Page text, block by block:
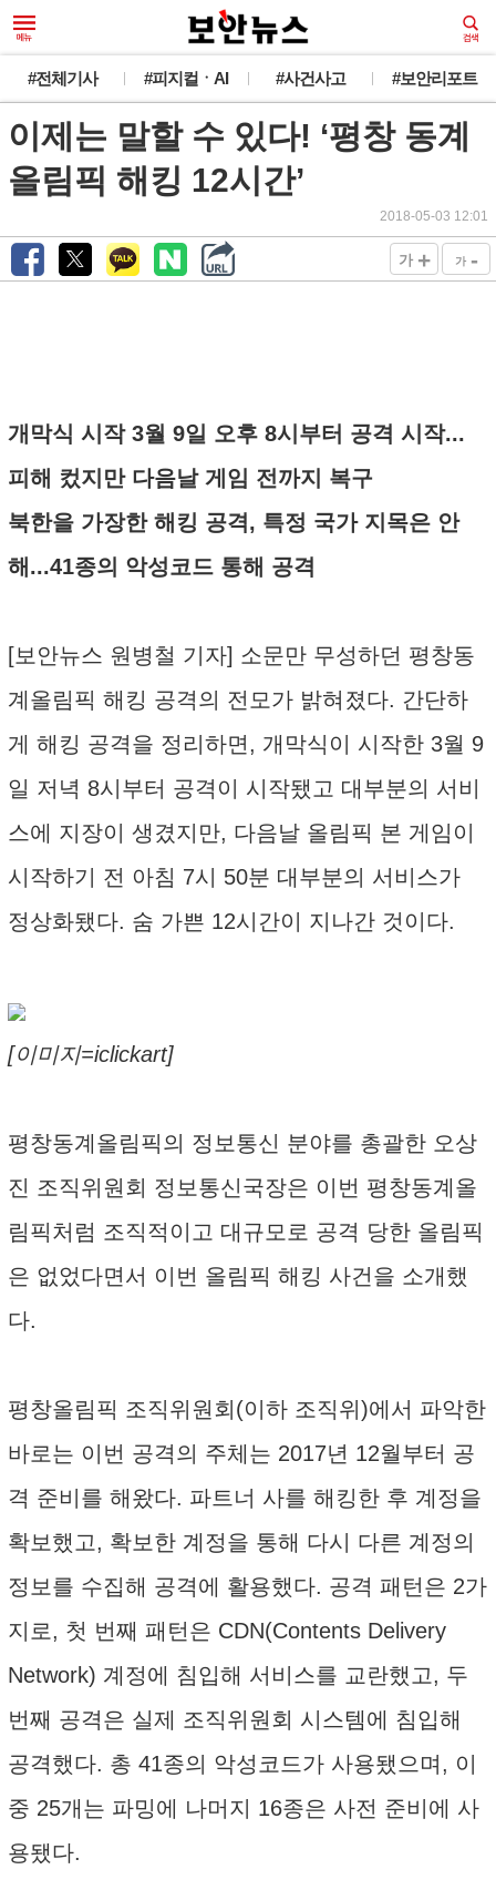
#전체기사 #피지컬ㆍAI #사건사고 #보안리포트
이제는 말할 수 있다! ‘평창 동계
올림픽 해킹 12시간’
2018-05-03 12:01
가 + 가 -
개막식 시작 3월 9일 오후 8시부터 공격 시작...
피해 컸지만 다음날 게임 전까지 복구
북한을 가장한 해킹 공격, 특정 국가 지목은 안
해...41종의 악성코드 통해 공격
[보안뉴스 원병철 기자] 소문만 무성하던 평창동
계올림픽 해킹 공격의 전모가 밝혀졌다. 간단하
게 해킹 공격을 정리하면, 개막식이 시작한 3월 9
일 저녁 8시부터 공격이 시작됐고 대부분의 서비
스에 지장이 생겼지만, 다음날 올림픽 본 게임이
시작하기 전 아침 7시 50분 대부분의 서비스가
정상화됐다. 숨 가쁜 12시간이 지나간 것이다.
[이미지=iclickart]
평창동계올림픽의 정보통신 분야를 총괄한 오상
진 조직위원회 정보통신국장은 이번 평창동계올
림픽처럼 조직적이고 대규모로 공격 당한 올림픽
은 없었다면서 이번 올림픽 해킹 사건을 소개했
다.
평창올림픽 조직위원회(이하 조직위)에서 파악한
바로는 이번 공격의 주체는 2017년 12월부터 공
격 준비를 해왔다. 파트너 사를 해킹한 후 계정을
확보했고, 확보한 계정을 통해 다시 다른 계정의
정보를 수집해 공격에 활용했다. 공격 패턴은 2가
지로, 첫 번째 패턴은 CDN(Contents Delivery
Network) 계정에 침입해 서비스를 교란했고, 두
번째 공격은 실제 조직위원회 시스템에 침입해
공격했다. 총 41종의 악성코드가 사용됐으며, 이
중 25개는 파밍에 나머지 16종은 사전 준비에 사
용됐다.